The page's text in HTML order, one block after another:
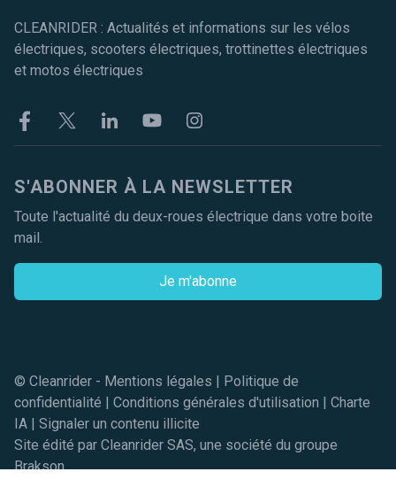
CLEANRIDER : Actualités et informations sur les vélos
électriques, scooters électriques, trottinettes électriques
et motos électriques
FacebookTwitter LinkekinYoutubeInstagram
S'ABONNER À LA NEWSLETTER
Toute l'actualité du deux-roues électrique dans votre boite
mail.
Je m'abonne
© Cleanrider - Mentions légales
Politique de
confidentialité
Conditions générales d'utilisation
Charte
IA
Signaler un contenu illicite
Site édité par Cleanrider SAS, une société du groupe
Brakson